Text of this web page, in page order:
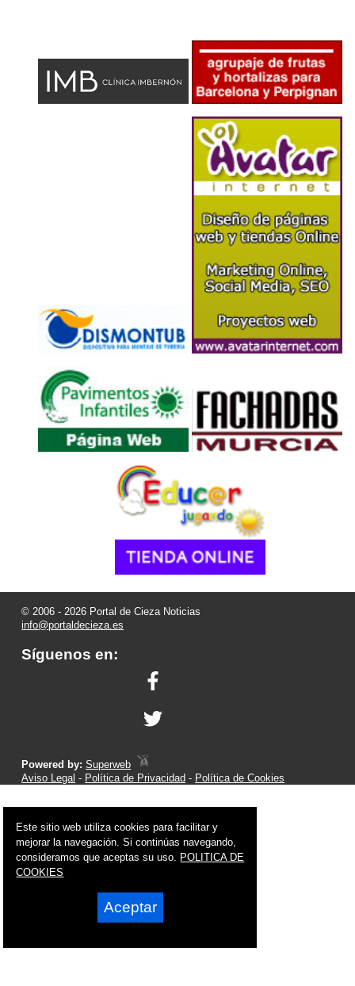
© 2006 - 2026 Portal de Cieza Noticias
info@portaldecieza.es
Síguenos en:
Powered by:Superweb
Aviso Legal - Política de Privacidad - Política de Cookies
Este sitio web utiliza cookies para facilitar y
mejorar la navegación. Si continúas navegando,
consideramos que aceptas su uso. POLITICA DE
COOKIES
Aceptar